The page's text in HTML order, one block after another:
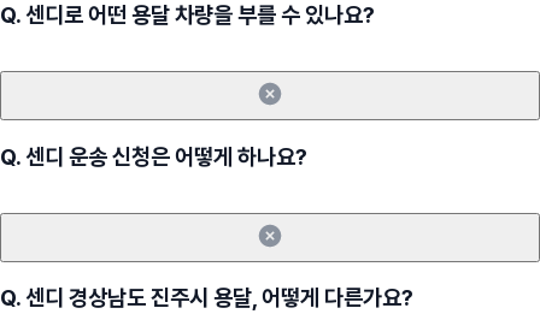
Q.센디로 어떤 용달 차량을 부를 수 있나요?
Q.센디 운송 신청은 어떻게 하나요?
Q.센디 경상남도 진주시 용달, 어떻게 다른가요?